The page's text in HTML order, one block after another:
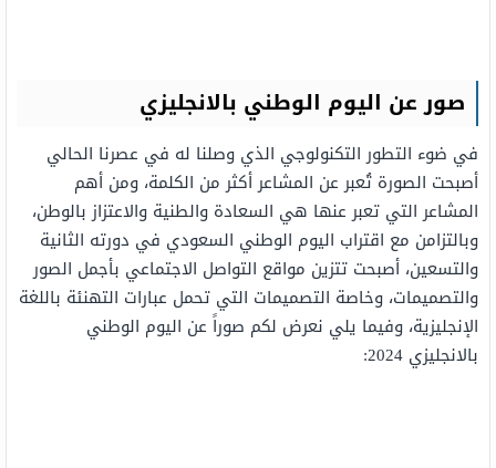
صور عن اليوم الوطني بالانجليزي
في ضوء التطور التكنولوجي الذي وصلنا له في عصرنا الحالي
أصبحت الصورة تُعبر عن المشاعر أكثر من الكلمة، ومن أهم
المشاعر التي تعبر عنها هي السعادة والطنية والاعتزاز بالوطن،
وبالتزامن مع اقتراب اليوم الوطني السعودي في دورته الثانية
والتسعين، أصبحت تتزين مواقع التواصل الاجتماعي بأجمل الصور
والتصميمات، وخاصة التصميمات التي تحمل عبارات التهنئة باللغة
الإنجليزية، وفيما يلي نعرض لكم صوراً عن اليوم الوطني
بالانجليزي 2024: